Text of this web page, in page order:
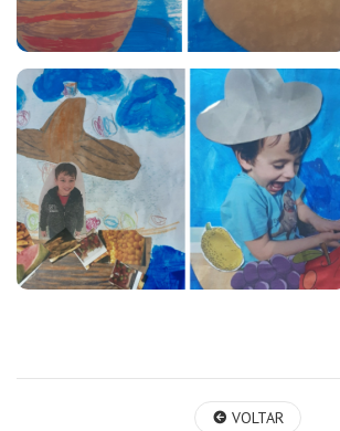
VOLTAR